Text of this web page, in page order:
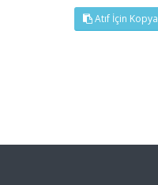
Atıf İçin